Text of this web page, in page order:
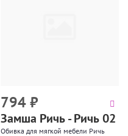
794₽
Замша Ричь - Ричь 02
Обивка для мягкой мебели Ричь